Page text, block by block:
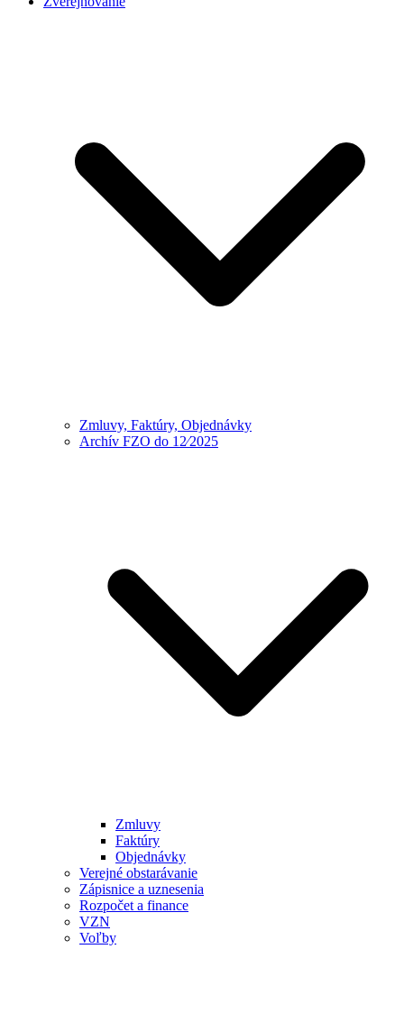
Zmluvy, Faktúry, Objednávky
Archív FZO do 12⁄2025
Zmluvy
Faktúry
Objednávky
Verejné obstarávanie
Zápisnice a uznesenia
Rozpočet a finance
VZN
Voľby